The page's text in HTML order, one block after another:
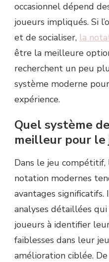
occasionnel dépend
joueurs impliqués. Si
et de socialiser, la
être la meilleure
recherchent un peu
système moderne
expérience.
Quel système
meilleur pour le
Dans le jeu compétitif,
notation modernes
avantages significatifs.
analyses détaillées
joueurs à identifier
faiblesses dans leur
amélioration ciblée.